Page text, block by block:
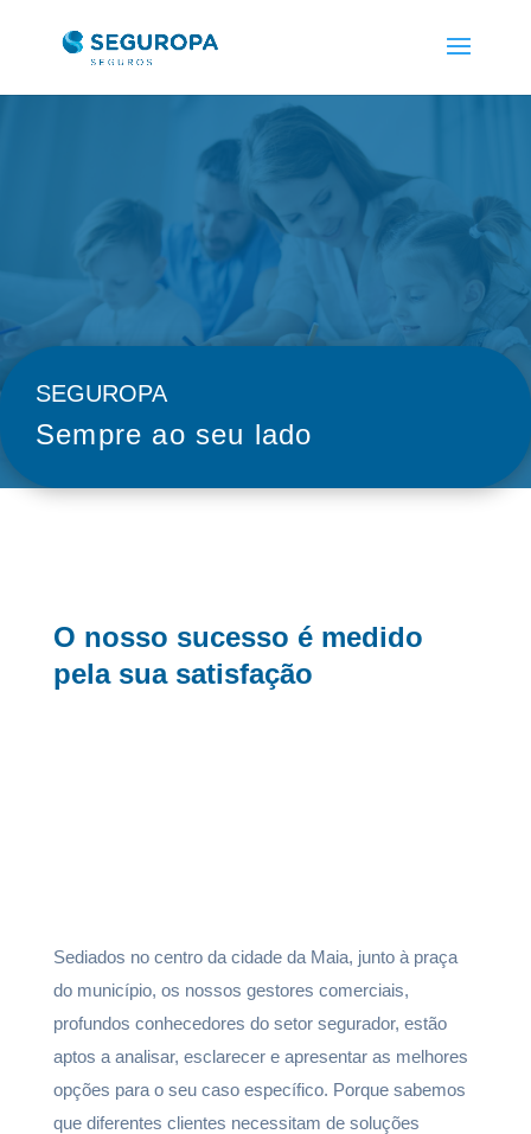
SEGUROPA
Sempre ao seu lado
O nosso sucesso é medido
pela sua satisfação
Sediados no centro da cidade da Maia, junto à praça
do município, os nossos gestores comerciais,
profundos conhecedores do setor segurador, estão
aptos a analisar, esclarecer e apresentar as melhores
opções para o seu caso específico. Porque sabemos
que diferentes clientes necessitam de soluções